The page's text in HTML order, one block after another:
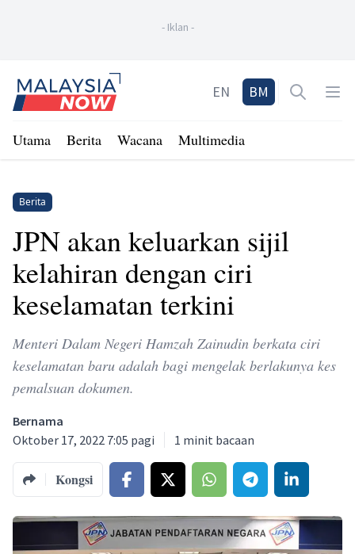
- Iklan -
Home
EN BM Open
Utama Berita Wacana Multimedia
Berita
JPN akan keluarkan sijil
kelahiran dengan ciri
keselamatan terkini
Menteri Dalam Negeri Hamzah Zainudin berkata ciri
keselamatan baru adalah bagi mengelak berlakunya kes
pemalsuan dokumen.
Bernama
Oktober 17, 2022 7:05 pagi
1 minit bacaan
Kongsi